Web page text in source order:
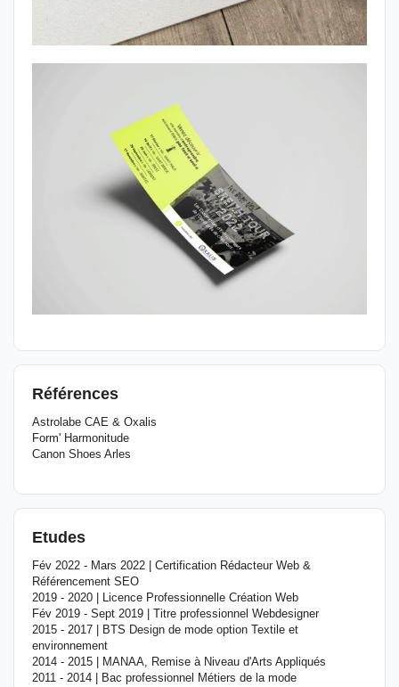
Références
Astrolabe CAE & Oxalis
Form' Harmonitude
Canon Shoes Arles
Etudes
Fév 2022 - Mars 2022 | Certification Rédacteur Web &
Référencement SEO
2019 - 2020 | Licence Professionnelle Création Web
Fév 2019 - Sept 2019 | Titre professionnel Webdesigner
2015 - 2017 | BTS Design de mode option Textile et
environnement
2014 - 2015 | MANAA, Remise à Niveau d'Arts Appliqués
2011 - 2014 | Bac professionnel Métiers de la mode